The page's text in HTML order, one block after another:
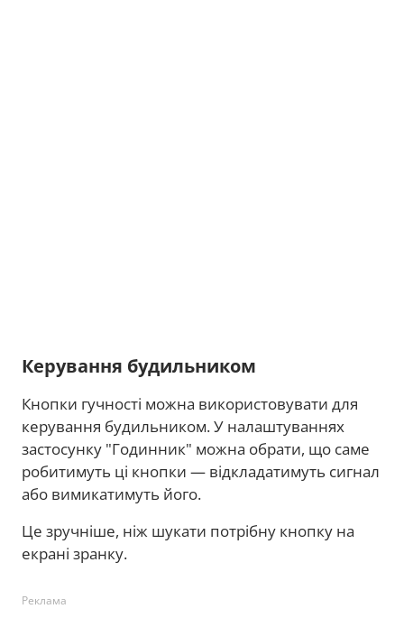
Керування будильником
Кнопки гучності можна використовувати для
керування будильником. У налаштуваннях
застосунку "Годинник" можна обрати, що саме
робитимуть ці кнопки — відкладатимуть сигнал
або вимикатимуть його.
Це зручніше, ніж шукати потрібну кнопку на
екрані зранку.
Реклама